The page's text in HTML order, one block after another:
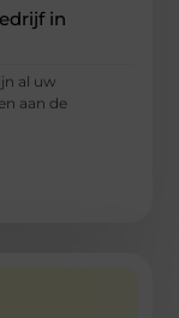
in
al uw
aan de